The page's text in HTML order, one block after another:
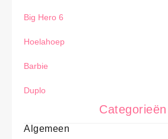
Big Hero 6
Hoelahoep
Barbie
Duplo
Categorieën
Algemeen